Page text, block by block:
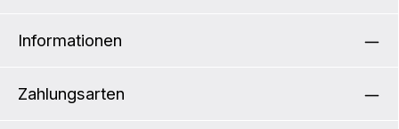
Informationen
Zahlungsarten